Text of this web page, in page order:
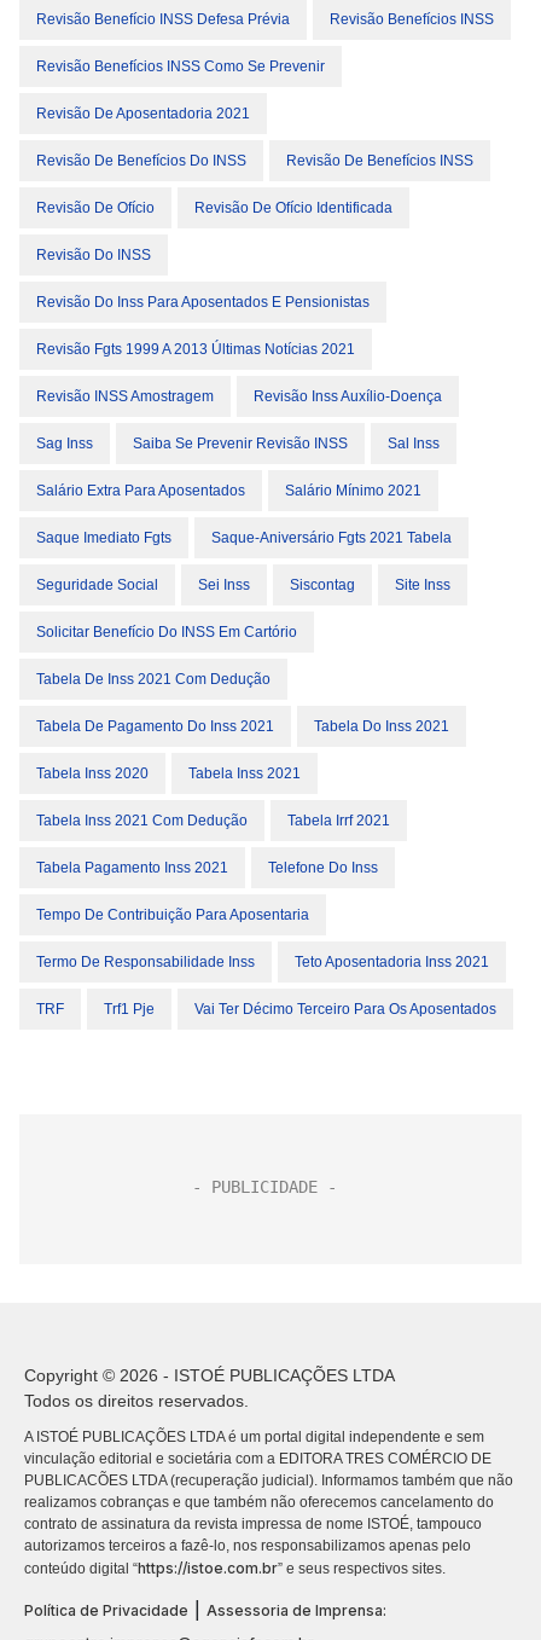
Revisão Benefício INSS Defesa Prévia Revisão Benefícios INSS
Revisão Benefícios INSS Como Se Prevenir
Revisão De Aposentadoria 2021
Revisão De Benefícios Do INSS Revisão De Benefícios INSS
Revisão De Ofício Revisão De Ofício Identificada
Revisão Do INSS
Revisão Do Inss Para Aposentados E Pensionistas
Revisão Fgts 1999 A 2013 Últimas Notícias 2021
Revisão INSS Amostragem Revisão Inss Auxílio-Doença
Sag Inss Saiba Se Prevenir Revisão INSS Sal Inss
Salário Extra Para Aposentados Salário Mínimo 2021
Saque Imediato Fgts Saque-Aniversário Fgts 2021 Tabela
Seguridade Social Sei Inss Siscontag Site Inss
Solicitar Benefício Do INSS Em Cartório
Tabela De Inss 2021 Com Dedução
Tabela De Pagamento Do Inss 2021 Tabela Do Inss 2021
Tabela Inss 2020 Tabela Inss 2021
Tabela Inss 2021 Com Dedução Tabela Irrf 2021
Tabela Pagamento Inss 2021 Telefone Do Inss
Tempo De Contribuição Para Aposentaria
Termo De Responsabilidade Inss Teto Aposentadoria Inss 2021
TRF Trf1 Pje Vai Ter Décimo Terceiro Para Os Aposentados
Copyright © 2026 - ISTOÉ PUBLICAÇÕES LTDA
Todos os direitos reservados.
A ISTOÉ PUBLICAÇÕES LTDA é um portal digital independente e sem
vinculação editorial e societária com a EDITORA TRES COMÉRCIO DE
PUBLICACÕES LTDA (recuperação judicial). Informamos também que não
realizamos cobranças e que também não oferecemos cancelamento do
contrato de assinatura da revista impressa de nome ISTOÉ, tampouco
autorizamos terceiros a fazê-lo, nos responsabilizamos apenas pelo
conteúdo digital “https://istoe.com.br” e seus respectivos sites.
Política de Privacidade
Assessoria de Imprensa: